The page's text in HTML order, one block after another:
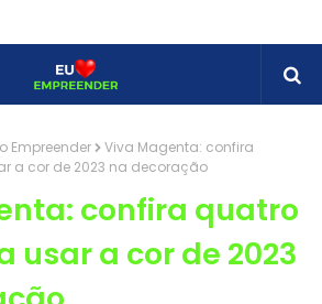
Empreender
Viva Magenta: confira
a cor de 2023 na decoração
confira quatro
usar a cor de 2023